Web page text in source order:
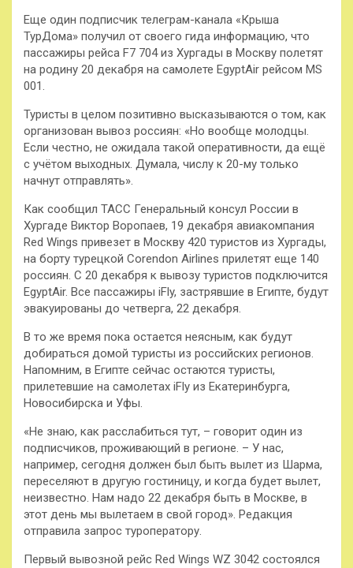
Еще один подписчик телеграм-канала «Крыша
ТурДома» получил от своего гида информацию, что
пассажиры рейса F7 704 из Хургады в Москву полетят
на родину 20 декабря на самолете EgyptAir рейсом MS
001.
Туристы в целом позитивно высказываются о том, как
организован вывоз россиян: «Но вообще молодцы.
Если честно, не ожидала такой оперативности, да ещё
с учётом выходных. Думала, числу к 20-му только
начнут отправлять».
Как сообщил ТАСС Генеральный консул России в
Хургаде Виктор Воропаев, 19 декабря авиакомпания
Red Wings привезет в Москву 420 туристов из Хургады,
на борту турецкой Corendon Airlines прилетят еще 140
россиян. С 20 декабря к вывозу туристов подключится
EgyptAir. Все пассажиры iFly, застрявшие в Египте, будут
эвакуированы до четверга, 22 декабря.
В то же время пока остается неясным, как будут
добираться домой туристы из российских регионов.
Напомним, в Египте сейчас остаются туристы,
прилетевшие на самолетах iFly из Екатеринбурга,
Новосибирска и Уфы.
«Не знаю, как расслабиться тут, – говорит один из
подписчиков, проживающий в регионе. – У нас,
например, сегодня должен был быть вылет из Шарма,
переселяют в другую гостиницу, и когда будет вылет,
неизвестно. Нам надо 22 декабря быть в Москве, в
этот день мы вылетаем в свой город». Редакция
отправила запрос туроператору.
Первый вывозной рейс Red Wings WZ 3042 состоялся